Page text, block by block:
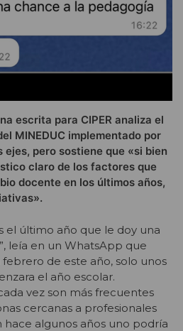
escrita para CIPER analiza el
MINEDUC implementado por
ejes, pero sostiene que «si bien
claro de los factores que
docente en los últimos años,
el último año que le doy una
leía en un WhatsApp que
de este año, solo unos
el año escolar.
vez son más frecuentes
cercanas a profesionales
hace algunos años uno podría